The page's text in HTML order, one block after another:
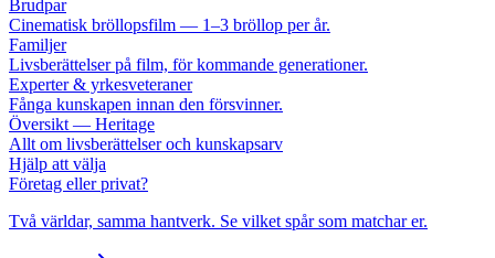
Brudpar
Cinematisk bröllopsfilm — 1–3 bröllop per år.
Familjer
Livsberättelser på film, för kommande generationer.
Experter & yrkesveteraner
Fånga kunskapen innan den försvinner.
Översikt — Heritage
Allt om livsberättelser och kunskapsarv
Hjälp att välja
Företag eller privat?
Två världar, samma hantverk. Se vilket spår som matchar er.